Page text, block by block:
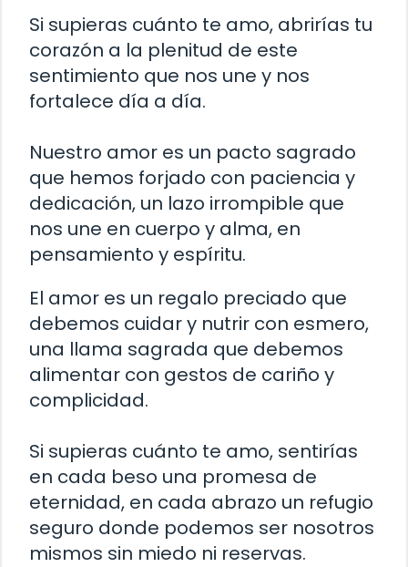
Si supieras cuánto te amo, abrirías tu
corazón a la plenitud de este
sentimiento que nos une y nos
fortalece día a día.
Nuestro amor es un pacto sagrado
que hemos forjado con paciencia y
dedicación, un lazo irrompible que
nos une en cuerpo y alma, en
pensamiento y espíritu.
El amor es un regalo preciado que
debemos cuidar y nutrir con esmero,
una llama sagrada que debemos
alimentar con gestos de cariño y
complicidad.
Si supieras cuánto te amo, sentirías
en cada beso una promesa de
eternidad, en cada abrazo un refugio
seguro donde podemos ser nosotros
mismos sin miedo ni reservas.